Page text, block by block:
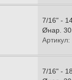
7/16" -
Øнар.
7/16" -